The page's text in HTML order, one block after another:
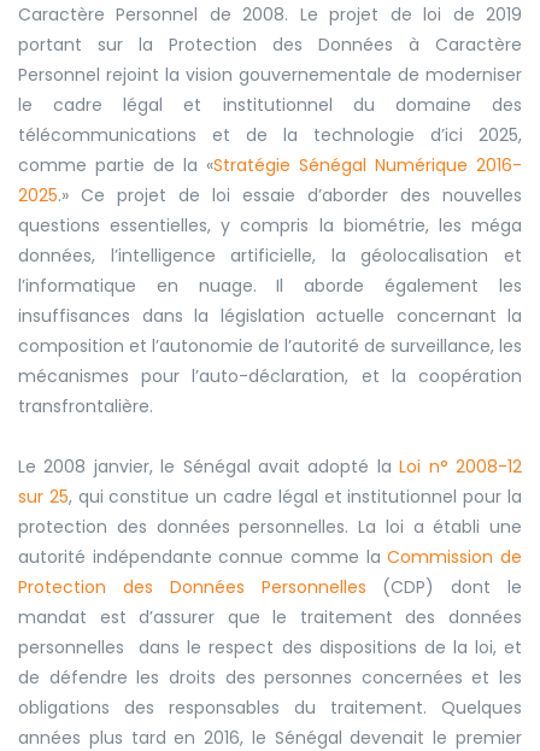
Caractère Personnel de 2008. Le projet de loi de 2019
portant sur la Protection des Données à Caractère
Personnel rejoint la vision gouvernementale de moderniser
le cadre légal et institutionnel du domaine des
télécommunications et de la technologie d’ici 2025,
comme partie de la «Stratégie Sénégal Numérique 2016-
2025.» Ce projet de loi essaie d’aborder des nouvelles
questions essentielles, y compris la biométrie, les méga
données, l’intelligence artificielle, la géolocalisation et
l’informatique en nuage. Il aborde également les
insuffisances dans la législation actuelle concernant la
composition et l’autonomie de l’autorité de surveillance, les
mécanismes pour l’auto-déclaration, et la coopération
transfrontalière.
Le 2008 janvier, le Sénégal avait adopté laLoi n° 2008-12
sur 25, qui constitue un cadre légal et institutionnel pour la
protection des données personnelles. La loi a établi une
autorité indépendante connue comme laCommission de
Protection des Données Personnelles (CDP) dont le
mandat est d’assurer que le traitement des données
personnelles dans le respect des dispositions de la loi, et
de défendre les droits des personnes concernées et les
obligations des responsables du traitement. Quelques
années plus tard en 2016, le Sénégal devenait le premier